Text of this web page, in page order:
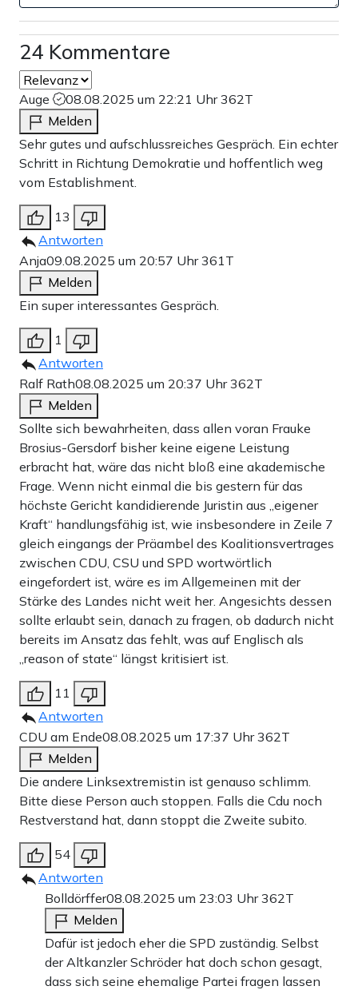
24 Kommentare
Auge 08.08.2025 um 22:21 Uhr362T
Melden
Sehr gutes und aufschlussreiches Gespräch. Ein echter
Schritt in Richtung Demokratie und hoffentlich weg
vom Establishment.
13
Antworten
Anja09.08.2025 um 20:57 Uhr361T
Melden
Ein super interessantes Gespräch.
1
Antworten
Ralf Rath08.08.2025 um 20:37 Uhr362T
Melden
Sollte sich bewahrheiten, dass allen voran Frauke
Brosius-Gersdorf bisher keine eigene Leistung
erbracht hat, wäre das nicht bloß eine akademische
Frage. Wenn nicht einmal die bis gestern für das
höchste Gericht kandidierende Juristin aus „eigener
Kraft“ handlungsfähig ist, wie insbesondere in Zeile 7
gleich eingangs der Präambel des Koalitionsvertrages
zwischen CDU, CSU und SPD wortwörtlich
eingefordert ist, wäre es im Allgemeinen mit der
Stärke des Landes nicht weit her. Angesichts dessen
sollte erlaubt sein, danach zu fragen, ob dadurch nicht
bereits im Ansatz das fehlt, was auf Englisch als
„reason of state“ längst kritisiert ist.
11
Antworten
CDU am Ende08.08.2025 um 17:37 Uhr362T
Melden
Die andere Linksextremistin ist genauso schlimm.
Bitte diese Person auch stoppen. Falls die Cdu noch
Restverstand hat, dann stoppt die Zweite subito.
54
Antworten
Bolldörffer08.08.2025 um 23:03 Uhr362T
Melden
Dafür ist jedoch eher die SPD zuständig. Selbst
der Altkanzler Schröder hat doch schon gesagt,
dass sich seine ehemalige Partei fragen lassen